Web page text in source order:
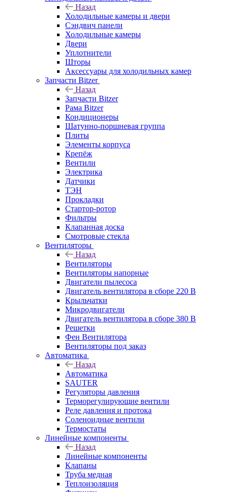
Назад
Холодильные камеры и двери
Сэндвич панели
Холодильные камеры
Двери
Уплотнители
Шторы
Аксессуары для холодильных камер
Запчасти Bitzer
Назад
Запчасти Bitzer
Рама Bitzer
Кондиционеры
Шатунно-поршневая группа
Плиты
Элементы корпуса
Крепёж
Вентили
Электрика
Датчики
ТЭН
Прокладки
Стартор-ротор
Фильтры
Клапанная доска
Смотровые стекла
Вентиляторы
Назад
Вентиляторы
Вентиляторы напорные
Двигатели пылесоса
Двигатель вентилятора в сборе 220 В
Крыльчатки
Микродвигатели
Двигатель вентилятора в сборе 380 В
Решетки
Фен Вентилятора
Вентиляторы под заказ
Автоматика
Назад
Автоматика
SAUTER
Регуляторы давления
Терморегулирующие вентили
Реле давления и протока
Соленоидные вентили
Термостаты
Линейные компоненты
Назад
Линейные компоненты
Клапаны
Труба медная
Теплоизоляция